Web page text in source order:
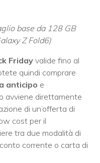
base da 128 GB
Z Fold6)
Fridayvalide fino al
quindi comprare
anticipo e
avviene direttamente
di un’offerta di
cost per il
tra due modalità di
corrente o carta di